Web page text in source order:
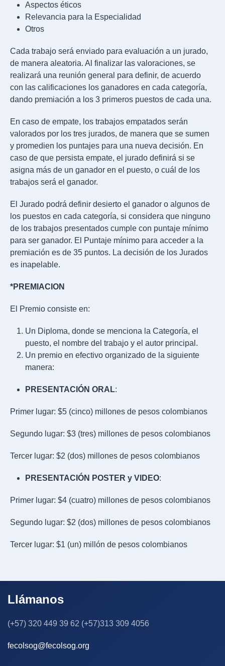
Aspectos éticos
Relevancia para la Especialidad
Otros
Cada trabajo será enviado para evaluación a un jurado,
de manera aleatoria. Al finalizar las valoraciones, se
realizará una reunión general para definir, de acuerdo
con las calificaciones los ganadores en cada categoría,
dando premiación a los 3 primeros puestos de cada una.
En caso de empate, los trabajos empatados serán
valorados por los tres jurados, de manera que se sumen
y promedien los puntajes para una nueva decisión. En
caso de que persista empate, el jurado definirá si se
asigna más de un ganador en el puesto, o cuál de los
trabajos será el ganador.
El Jurado podrá definir desierto el ganador o algunos de
los puestos en cada categoría, si considera que ninguno
de los trabajos presentados cumple con puntaje mínimo
para ser ganador. El Puntaje mínimo para acceder a la
premiación es de 35 puntos. La decisión de los Jurados
es inapelable.
*PREMIACION
El Premio consiste en:
Un Diploma, donde se menciona la Categoría, el
puesto, el nombre del trabajo y el autor principal.
Un premio en efectivo organizado de la siguiente
manera:
PRESENTACIÓN ORAL:
Primer lugar: $5 (cinco) millones de pesos colombianos
Segundo lugar: $3 (tres) millones de pesos colombianos
Tercer lugar: $2 (dos) millones de pesos colombianos
PRESENTACIÓN POSTER y VIDEO:
Primer lugar: $4 (cuatro) millones de pesos colombianos
Segundo lugar: $2 (dos) millones de pesos colombianos
Tercer lugar: $1 (un) millón de pesos colombianos
Llámanos
(+57) 320 449 39 62 (+57)313 309 4056
fecolsog@fecolsog.org